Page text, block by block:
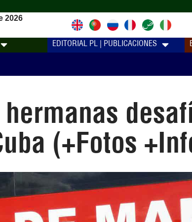
2026
EDITORIAL PL | PUBLICACIONES
hermanas
(+Fotos